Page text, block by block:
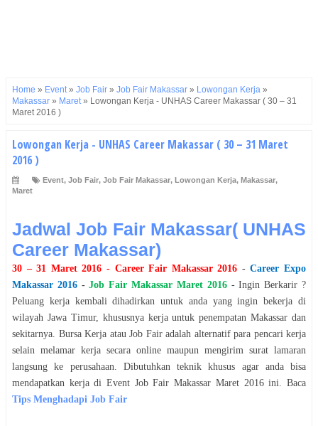
Home » Event» Job Fair » Job Fair Makassar » Lowongan Kerja »
Makassar » Maret» Lowongan Kerja - UNHAS Career Makassar ( 30 – 31
Maret 2016 )
Lowongan Kerja - UNHAS Career Makassar ( 30 – 31 Maret
2016 )
Event, Job Fair, Job Fair Makassar, Lowongan Kerja, Makassar,
Maret
Jadwal Job Fair Makassar( UNHAS
Career Makassar)
30 – 31 Maret 2016 - Career Fair Makassar 2016 -Career Expo
Makassar 2016-Job FairMakassar Maret 2016- Ingin Berkarir ?
Peluang kerja kembali dihadirkan untuk anda yang ingin bekerja di
wilayah Jawa Timur, khususnya kerja untuk penempatanMakassar dan
sekitarnya. Bursa Kerja atau Job Fair adalah alternatif para pencari kerja
selain melamar kerja secara online maupun mengirim surat lamaran
langsung ke perusahaan. Dibutuhkan teknik khusus agar anda bisa
mendapatkan kerja di Event Job FairMakassar Maret 2016ini. Baca
Tips Menghadapi Job Fair